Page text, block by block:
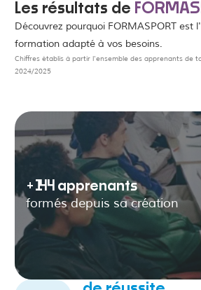
Les résultats de
Découvrez pourquoi FORMASPORT est
formation adapté à vos besoins.
Chiffres établis à partir l'ensemble des apprenants de
2024/2025
+‎ 144 ‎ apprenants
formés depuis sa création